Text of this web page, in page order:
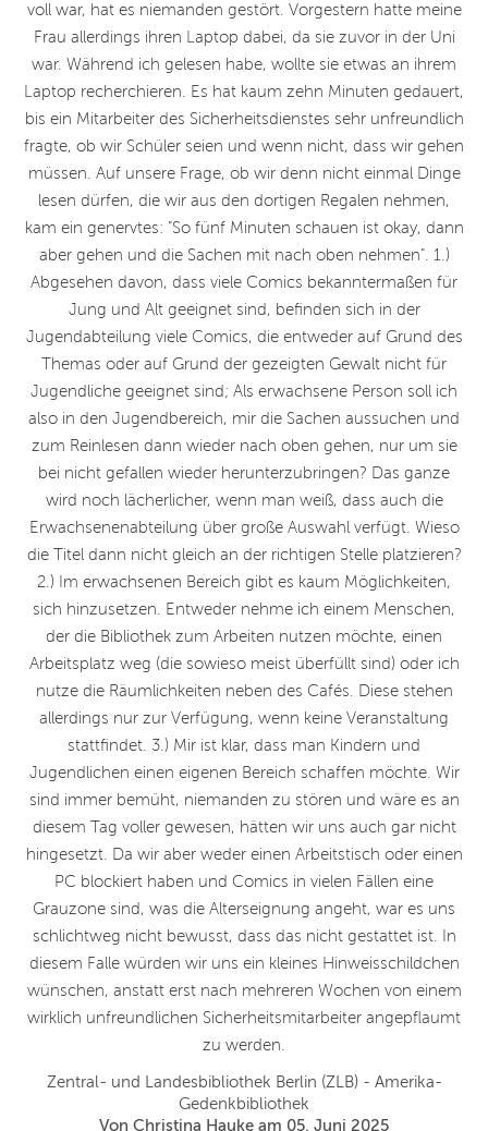
voll war, hat es niemanden gestört. Vorgestern hatte meine
Frau allerdings ihren Laptop dabei, da sie zuvor in der Uni
war. Während ich gelesen habe, wollte sie etwas an ihrem
Laptop recherchieren. Es hat kaum zehn Minuten gedauert,
bis ein Mitarbeiter des Sicherheitsdienstes sehr unfreundlich
fragte, ob wir Schüler seien und wenn nicht, dass wir gehen
müssen. Auf unsere Frage, ob wir denn nicht einmal Dinge
lesen dürfen, die wir aus den dortigen Regalen nehmen,
kam ein genervtes: "So fünf Minuten schauen ist okay, dann
aber gehen und die Sachen mit nach oben nehmen". 1.)
Abgesehen davon, dass viele Comics bekanntermaßen für
Jung und Alt geeignet sind, befinden sich in der
Jugendabteilung viele Comics, die entweder auf Grund des
Themas oder auf Grund der gezeigten Gewalt nicht für
Jugendliche geeignet sind; Als erwachsene Person soll ich
also in den Jugendbereich, mir die Sachen aussuchen und
zum Reinlesen dann wieder nach oben gehen, nur um sie
bei nicht gefallen wieder herunterzubringen? Das ganze
wird noch lächerlicher, wenn man weiß, dass auch die
Erwachsenenabteilung über große Auswahl verfügt. Wieso
die Titel dann nicht gleich an der richtigen Stelle platzieren?
2.) Im erwachsenen Bereich gibt es kaum Möglichkeiten,
sich hinzusetzen. Entweder nehme ich einem Menschen,
der die Bibliothek zum Arbeiten nutzen möchte, einen
Arbeitsplatz weg (die sowieso meist überfüllt sind) oder ich
nutze die Räumlichkeiten neben des Cafés. Diese stehen
allerdings nur zur Verfügung, wenn keine Veranstaltung
stattfindet. 3.) Mir ist klar, dass man Kindern und
Jugendlichen einen eigenen Bereich schaffen möchte. Wir
sind immer bemüht, niemanden zu stören und wäre es an
diesem Tag voller gewesen, hätten wir uns auch gar nicht
hingesetzt. Da wir aber weder einen Arbeitstisch oder einen
PC blockiert haben und Comics in vielen Fällen eine
Grauzone sind, was die Alterseignung angeht, war es uns
schlichtweg nicht bewusst, dass das nicht gestattet ist. In
diesem Falle würden wir uns ein kleines Hinweisschildchen
wünschen, anstatt erst nach mehreren Wochen von einem
wirklich unfreundlichen Sicherheitsmitarbeiter angepflaumt
zu werden.
Zentral- und Landesbibliothek Berlin (ZLB) - Amerika-
Gedenkbibliothek
Von Christina Hauke am 05. Juni 2025